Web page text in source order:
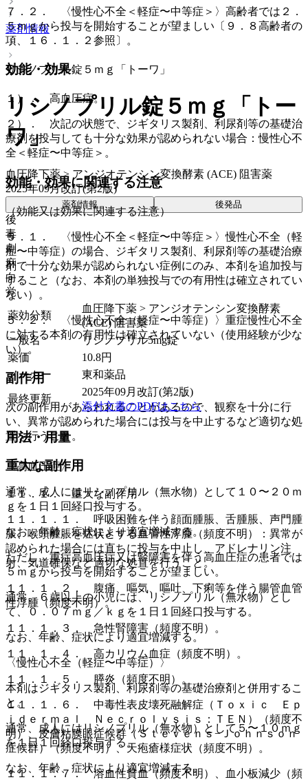
７．２． 〈慢性心不全＜軽症〜中等症＞〉高齢者では２．
５ｍｇから投与を開始することが望ましい〔９．８高齢者の
項、１６．１．２参照〕。
効能・効果
１）． 高血圧症。
２）． 次記の状態で、ジギタリス製剤、利尿剤等の基礎治
療剤を投与しても十分な効果が認められない場合：慢性心不
全＜軽症〜中等症＞。
効能・効果に関連する注意
（効能又は効果に関連する注意）
５．１． 〈慢性心不全＜軽症〜中等症＞〉慢性心不全（軽
症〜中等症）の場合、ジギタリス製剤、利尿剤等の基礎治療
剤で十分な効果が認められない症例にのみ、本剤を追加投与
すること（なお、本剤の単独投与での有用性は確立されてい
ない）。
５．２． 〈慢性心不全（軽症〜中等症）〉重症慢性心不全
に対する本剤の有用性は確立されていない（使用経験が少な
い）。
副作用
次の副作用があらわれることがあるので、観察を十分に行
い、異常が認められた場合には投与を中止するなど適切な処
置を行うこと。
重大な副作用
１１．１． 重大な副作用
１１．１．１． 呼吸困難を伴う顔面腫脹、舌腫脹、声門腫
脹、喉頭腫脹を症状とする血管性浮腫（頻度不明）：異常が
認められた場合には直ちに投与を中止し、アドレナリン注
射、気道確保など適切な処置を行うこと。
１１．１．２． 腹痛、嘔気、嘔吐、下痢等を伴う腸管血管
性浮腫（頻度不明）。
１１．１．３． 急性腎障害（頻度不明）。
１１．１．４． 高カリウム血症（頻度不明）。
１１．１．５． 膵炎（頻度不明）。
１１．１．６． 中毒性表皮壊死融解症（Ｔｏｘｉｃ Ｅｐ
ｉｄｅｒｍａｌ Ｎｅｃｒｏｌｙｓｉｓ：ＴＥＮ）（頻度不
明）、皮膚粘膜眼症候群（Ｓｔｅｖｅｎｓ−Ｊｏｈｎｓｏｎ
症候群）（頻度不明）、天疱瘡様症状（頻度不明）。
１１．１．７． 溶血性貧血（頻度不明）、血小板減少（頻
薬剤情報
リシノプリル錠５ｍｇ「トーワ」
リシノプリル錠５ｍｇ「トー
ワ」
血圧降下薬 > アンジオテンシン変換酵素 (ACE) 阻害薬
2025年09月改訂(第2版)
薬剤情報 後発品
後
毒
劇
麻
向
覚
薬効分類
血圧降下薬 > アンジオテンシン変換酵素
(ACE) 阻害薬
一般名
リシノプリル5mg錠
薬価
10.8円
メーカー
東和薬品
最終更新
2025年09月改訂(第2版)
添付文書のPDFはこちら
用法・用量
〈高血圧症〉
通常、成人にはリシノプリル（無水物）として１０〜２０ｍ
ｇを１日１回経口投与する。
なお、年齢、症状により適宜増減する。
ただし、重症高血圧症又は腎障害を伴う高血圧症の患者では
５ｍｇから投与を開始することが望ましい。
通常、６歳以上の小児には、リシノプリル（無水物）とし
て、０．０７ｍｇ／ｋｇを１日１回経口投与する。
なお、年齢、症状により適宜増減する。
〈慢性心不全（軽症〜中等症）〉
本剤はジギタリス製剤、利尿剤等の基礎治療剤と併用するこ
と。
通常、成人にはリシノプリル（無水物）として５〜１０ｍｇ
を１日１回経口投与する。
なお、年齢、症状により適宜増減する。